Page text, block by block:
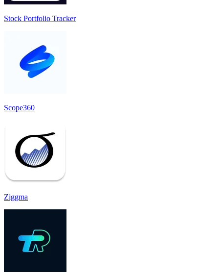
Stock Portfolio Tracker
Scope360
Ziggma